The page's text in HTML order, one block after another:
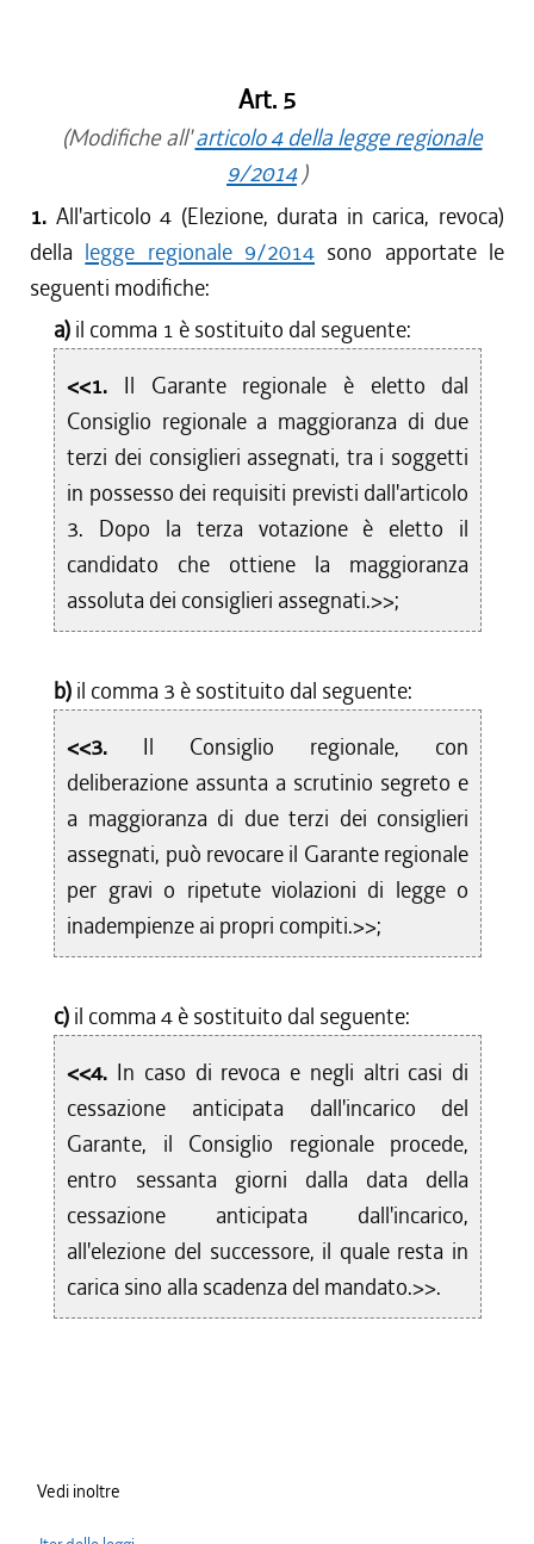
Art. 5
(Modifiche all'articolo 4 della legge regionale
9/2014)
1. All'articolo 4 (Elezione, durata in carica, revoca)
della legge regionale 9/2014 sono apportate le
seguenti modifiche:
a) il comma 1 è sostituito dal seguente:
<<1. Il Garante regionale è eletto dal
Consiglio regionale a maggioranza di due
terzi dei consiglieri assegnati, tra i soggetti
in possesso dei requisiti previsti dall'articolo
3. Dopo la terza votazione è eletto il
candidato che ottiene la maggioranza
assoluta dei consiglieri assegnati.>>;
b) il comma 3 è sostituito dal seguente:
<<3. Il Consiglio regionale, con
deliberazione assunta a scrutinio segreto e
a maggioranza di due terzi dei consiglieri
assegnati, può revocare il Garante regionale
per gravi o ripetute violazioni di legge o
inadempienze ai propri compiti.>>;
c) il comma 4 è sostituito dal seguente:
<<4. In caso di revoca e negli altri casi di
cessazione anticipata dall'incarico del
Garante, il Consiglio regionale procede,
entro sessanta giorni dalla data della
cessazione anticipata dall'incarico,
all'elezione del successore, il quale resta in
carica sino alla scadenza del mandato.>>.
Vedi inoltre